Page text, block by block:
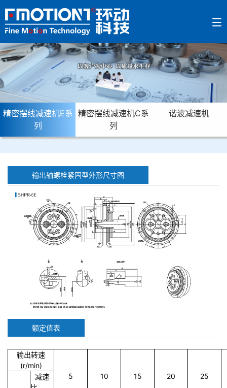
精密摆线减速机E系
列
精密摆线减速机C系
列
谐波减速机
输出轴螺栓紧固型外形尺寸图
额定值表
输出转速
(r/min)
5
10 15 20 25
减速